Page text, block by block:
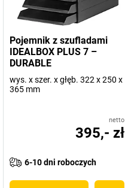
Pojemnik z szufladami
IDEALBOX PLUS 7 –
DURABLE
wys. x szer. x głęb. 322 x 250 x
365 mm
netto
395,- zł
6-10 dni roboczych